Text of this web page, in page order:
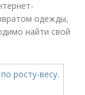
одежды,
найти свой